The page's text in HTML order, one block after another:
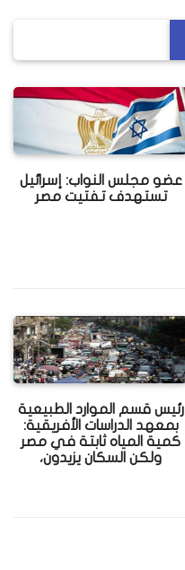
عضو مجلس النواب: إسرائيل
تستهدف تفتيت مصر
رئيس قسم الموارد الطبيعية
بمعهد الدراسات الأفريقية:
كمية المياه ثابتة في مصر
ولكن السكان يزيدون،